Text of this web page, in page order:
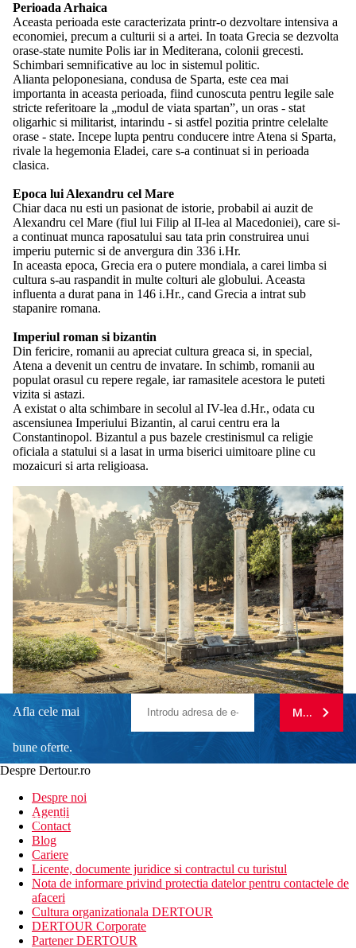
Perioada Arhaica
Aceasta perioada este caracterizata printr-o dezvoltare intensiva a
economiei, precum a culturii si a artei. In toata Grecia se dezvolta
orase-state numite Polis iar in Mediterana, colonii grecesti.
Schimbari semnificative au loc in sistemul politic.
Alianta peloponesiana, condusa de Sparta, este cea mai
importanta in aceasta perioada, fiind cunoscuta pentru legile sale
stricte referitoare la „modul de viata spartan”, un oras - stat
oligarhic si militarist, intarindu - si astfel pozitia printre celelalte
orase - state. Incepe lupta pentru conducere intre Atena si Sparta,
rivale la hegemonia Eladei, care s-a continuat si in perioada
clasica.
Epoca lui Alexandru cel Mare
Chiar daca nu esti un pasionat de istorie, probabil ai auzit de
Alexandru cel Mare (fiul lui Filip al II-lea al Macedoniei), care si-
a continuat munca raposatului sau tata prin construirea unui
imperiu puternic si de anvergura din 336 i.Hr.
In aceasta epoca, Grecia era o putere mondiala, a carei limba si
cultura s-au raspandit in multe colturi ale globului. Aceasta
influenta a durat pana in 146 i.Hr., cand Grecia a intrat sub
stapanire romana.
Imperiul roman si bizantin
Din fericire, romanii au apreciat cultura greaca si, in special,
Atena a devenit un centru de invatare. In schimb, romanii au
populat orasul cu repere regale, iar ramasitele acestora le puteti
vizita si astazi.
A existat o alta schimbare in secolul al IV-lea d.Hr., odata cu
ascensiunea Imperiului Bizantin, al carui centru era la
Constantinopol. Bizantul a pus bazele crestinismul ca religie
oficiala a statului si a lasat in urma biserici uimitoare pline cu
mozaicuri si arta religioasa.
Afla cele mai
bune oferte.
newsletter!
MA
Despre Dertour.ro
Despre noi
Agentii
Contact
Blog
Cariere
Licente, documente juridice si contractul cu turistul
Nota de informare privind protectia datelor pentru contactele de
afaceri
Cultura organizationala DERTOUR
DERTOUR Corporate
Partener DERTOUR